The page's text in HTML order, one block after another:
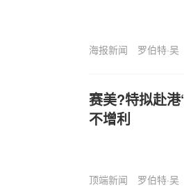
海报新闻 罗伯特·吴
赛美?特拟赴港
不增利
顶端新闻 罗伯特·吴